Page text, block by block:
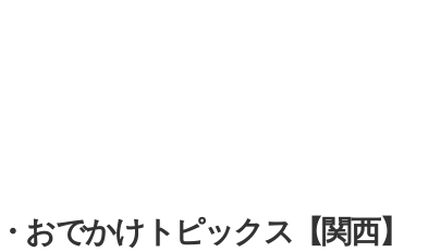
おでかけトピックス【関西】